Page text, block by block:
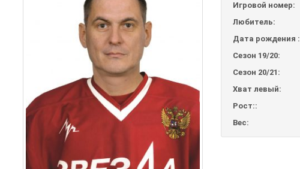
Игровой номер:
Любитель:
Дата рождения :
Сезон 19/20:
Сезон 20/21:
Хват левый:
Рост::
Вес: